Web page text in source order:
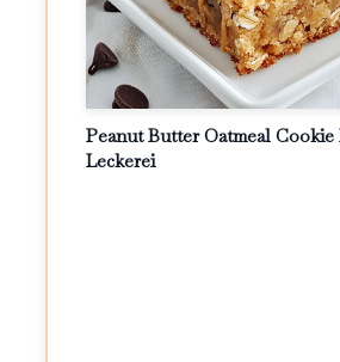
Peanut Butter Oatmeal Cookie
Leckerei